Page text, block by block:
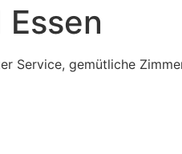
Service, gemütliche